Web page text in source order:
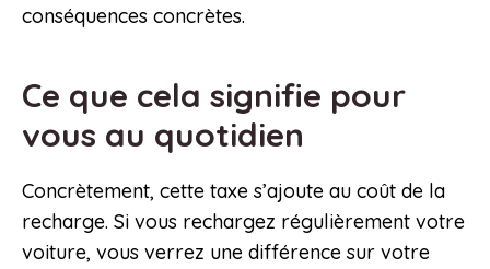
conséquences concrètes.
Ce que cela signifie pour
vous au quotidien
Concrètement, cette taxe s’ajoute au coût de la
recharge. Si vous rechargez régulièrement votre
voiture, vous verrez une différence sur votre